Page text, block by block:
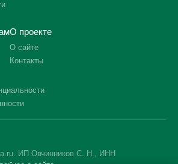
О проекте
О сайте
Контакты
ИП Овчинников С. Н., ИНН